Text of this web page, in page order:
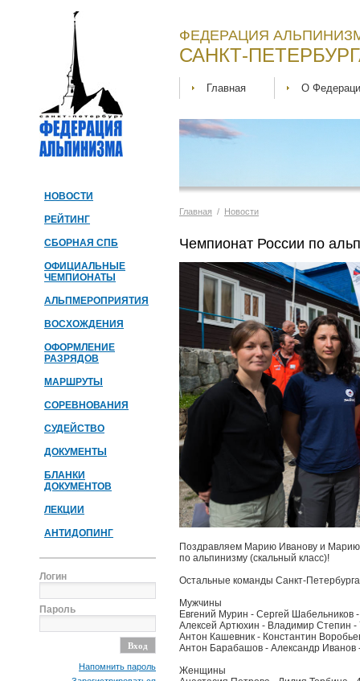
НОВОСТИ
РЕЙТИНГ
СБОРНАЯ СПБ
ОФИЦИАЛЬНЫЕ
ЧЕМПИОНАТЫ
АЛЬПМЕРОПРИЯТИЯ
ВОСХОЖДЕНИЯ
ОФОРМЛЕНИЕ
РАЗРЯДОВ
МАРШРУТЫ
СОРЕВНОВАНИЯ
СУДЕЙСТВО
ДОКУМЕНТЫ
БЛАНКИ
ДОКУМЕНТОВ
ЛЕКЦИИ
АНТИДОПИНГ
Логин
Пароль
Напомнить пароль
ФЕДЕРАЦИЯ
САНКТ-
Главная О
Главная / Новости
Чемпионат России по
Поздравляем Марию Иванову и Марию
по альпинизму (скальный класс)!
Остальные команды Санкт-
Мужчины
Евгений Мурин - Сергей Шабельников
Алексей Артюхин - Владимир Степин
Антон Кашевник - Константин
Антон Барабашов - Александр Иванов
Женщины